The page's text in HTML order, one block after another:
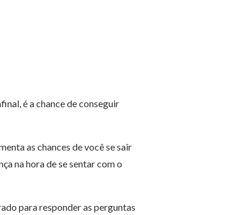
é a chance de conseguir
as chances de você se sair
na hora de se sentar com o
para responder as perguntas